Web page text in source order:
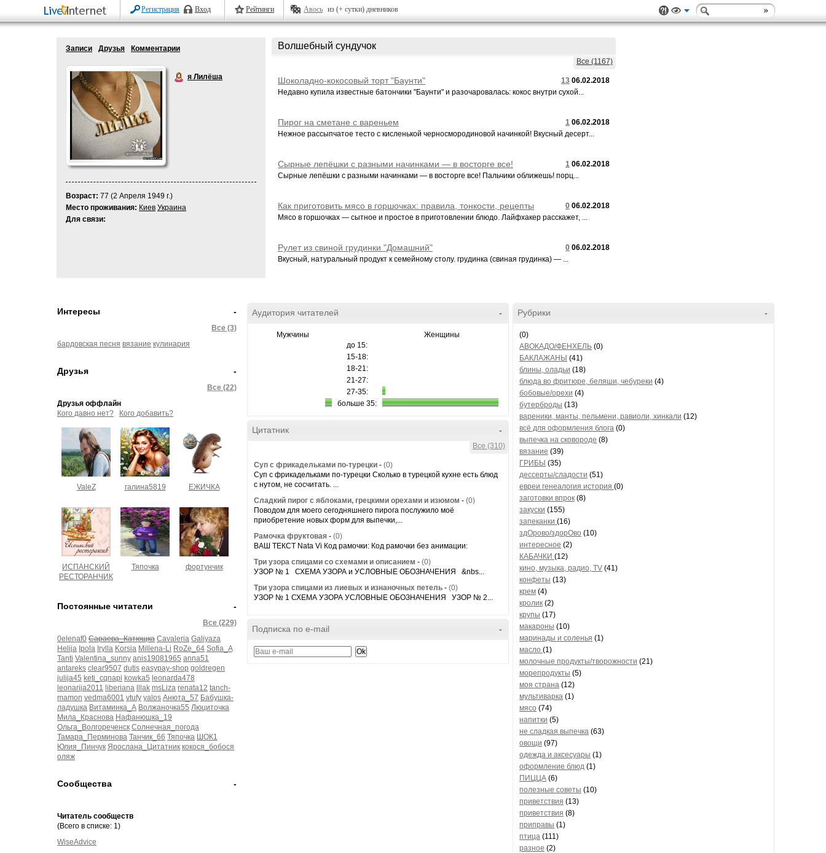
Регистрация Вход Рейтинги Авось из (+ сутки) дневников
Записи Друзья Комментарии
я Лилёша
Возраст: 77 (2 Апреля 1949 г.)
Место проживания: Киев Украина
Для связи:
Волшебный сундучок
Все (1167)
13 06.02.2018
Шоколадно-кокосовый торт "Баунти"
Недавно купила известные батончики "Баунти" и разочаровалась: кокос внутри сухой...
1 06.02.2018
Пирог на сметане с вареньем
Нежное рассыпчатое тесто с кисленькой черносмородиновой начинкой! Вкусный десерт...
1 06.02.2018
Сырные лепёшки с разными начинками — в восторге все!
Сырные лепёшки с разными начинками — в восторге все! Пальчики оближешь! порц...
0 06.02.2018
Как приготовить мясо в горшочках: правила, тонкости, рецепты
Мясо в горшочках — сытное и простое в приготовлении блюдо. Лайфхакер расскажет, ...
0 06.02.2018
Рулет из свиной грудинки "Домашний"
Вкусный, натуральный продукт к семейному столу. грудинка (свиная грудинка) — ...
-
Интересы
Все (3)
бардовская песня вязание кулинария
-
Друзья
Все (22)
Друзья оффлайн
Кого давно нет?
Кого добавить?
ValeZ галина5819 ЕЖИЧКА
ИСПАНСКИЙ
РЕСТОРАНЧИК
Тяпочка фортунчик
-
Постоянные читатели
Все (229)
0elenaf0 Сараева_Катющка Cavaleria Galiyaza
Helija Ipola Irylla Korsia Millena-Li RoZe_64 Sofia_A
Tanti Valentina_sunny anis19081965 anna51
antareks clear9507 dutis easypay-shop goldregen
julija45 keti_cqnapi kowka5 leonarda478
leonarija2011 liberiana lllak msLiza renata12 tanch-
mamon vedma6001 vtufy yalos Анюта_57 Бабушка-
ладушка Витаминка_А Волжаночка55 Люциточка
Мила_Краснова Нафанюшка_19
Ольга_Волгореченск Солнечная_погода
Тамара_Перминова Танчик_66 Тяпочка ШОК1
Юлия_Пинчук Ярослана_Цитатник кокося_бобося
оляж
-
Сообщества
Читатель сообществ
(Всего в списке: 1)
WiseAdvice
-
Аудитория читателей
Мужчины
Женщины
до 15:
15-18:
18-21:
21-27:
27-35:
больше 35:
-
Цитатник
Все (310)
Суп с фрикадельками по-турецки - (0)
Суп с фрикадельками по-турецки Сколько в турецкой кухне есть блюд
с нутом, не сосчитать. ...
Сладкий пирог с яблоками, грецкими орехами и изюмом - (0)
Поводом для моего сегодняшнего пирога послужило моё
приобретение новых форм для выпечки,...
Рамочка фруктовая - (0)
ВАШ ТЕКСТ Nata Vi Код рамочки: Код рамочки без анимации:
Три узора спицами со схемами и описанием - (0)
УЗОР № 1 СХЕМА УЗОРА и УСЛОВНЫЕ ОБОЗНАЧЕНИЯ &nbs...
Три узора спицами из лиевых и изнаночных петель - (0)
УЗОР № 1 СХЕМА УЗОРА УСЛОВНЫЕ ОБОЗНАЧЕНИЯ УЗОР № 2...
-
Подписка по e-mail
-
Рубрики
(0)
АВОКАДО/ФЕНХЕЛЬ (0)
БАКЛАЖАНЫ (41)
блины, оладьи (18)
блюда во фритюре, беляши, чебуреки (4)
бобовые/орехи (4)
бутерброды (13)
вареники, манты, пельмени, равиоли, хинкали (12)
всё для оформления блога (0)
выпечка на сковороде (8)
вязание (39)
ГРИБЫ (35)
дессерты/сладости (51)
евреи генеалогия история (0)
заготовки впрок (8)
закуски (155)
запеканки (16)
здОрово/здорОво (10)
интересное (2)
КАБАЧКИ (12)
кино, музыка, радио, TV (41)
конфеты (13)
крем (4)
кролик (2)
крупы (17)
макароны (10)
маринады и соленья (1)
масло (1)
молочные продукты/творожности (21)
морепродукты (5)
моя страна (12)
мультиварка (1)
мясо (74)
напитки (5)
не сладкая выпечка (63)
овощи (97)
одежда и аксесуары (1)
оформление блюд (1)
ПИЦЦА (6)
полезные советы (10)
приветствия (13)
приветствия (8)
приправы (1)
птица (111)
разное (2)